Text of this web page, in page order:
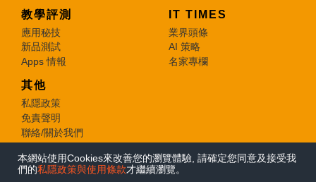
本網站使用Cookies來改善您的瀏覽體驗, 請確定您同意及接受我
們的私隱政策與使用條款才繼續瀏覽。
教學評測
應用秘技
新品測試
Apps 情報
IT TIMES
業界頭條
AI 策略
名家專欄
其他
私隱政策
免責聲明
聯絡/關於我們
© 2026 e-zone. All Rights Reserved.